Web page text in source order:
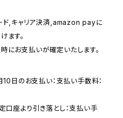
ド,キャリア決済,amazon payに
ます。
にお支払いが確定いたします。
10日のお支払い：支払い手数料：
口座より引き落とし：支払い手